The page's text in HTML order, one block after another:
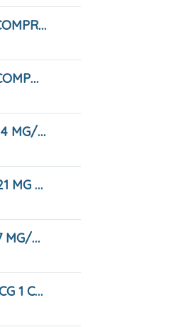
ELLAONE 30 MG COMPRIMIDO, 1 COMPRIMIDO
NIQUITIN 1,5 MG COMPRIMIDOS PARA CHUPAR SABOR MENTA, 60 COMPRIMIDOS
NIQUITIN CLEAR 14 MG/ 24 HORAS 14 PARCHES TRANSDÉRMICOS
NIQUITIN CLEAR 21 MG / 24 H 28 PARCHES TRANSDÉRMICOS
NIQUITIN CLEAR 7 MG/24 H 14 PARCHES TRANSDÉRMICOS
NORLEVO 1500 MCG 1 COMPRIMIDO